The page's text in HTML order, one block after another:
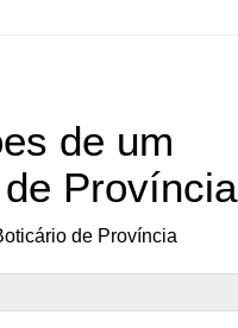
de um
Província
de Província